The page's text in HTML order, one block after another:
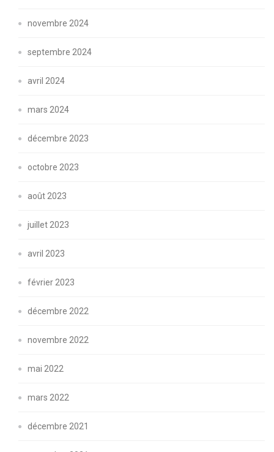
novembre 2024
septembre 2024
avril 2024
mars 2024
décembre 2023
octobre 2023
août 2023
juillet 2023
avril 2023
février 2023
décembre 2022
novembre 2022
mai 2022
mars 2022
décembre 2021